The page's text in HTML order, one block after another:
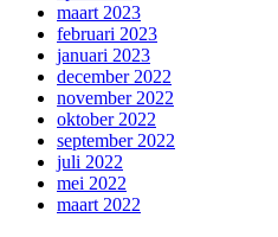
maart 2023
februari 2023
januari 2023
december 2022
november 2022
oktober 2022
september 2022
juli 2022
mei 2022
maart 2022